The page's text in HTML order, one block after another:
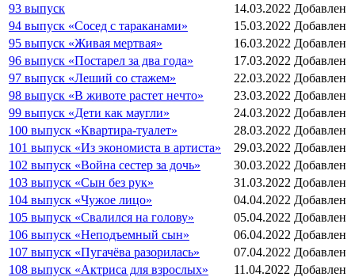
93 выпуск
14.03.2022 Добавлен
94 выпуск «Сосед с тараканами»
15.03.2022 Добавлен
95 выпуск «Живая мертвая»
16.03.2022 Добавлен
96 выпуск «Постарел за два года»
17.03.2022 Добавлен
97 выпуск «Леший со стажем»
22.03.2022 Добавлен
98 выпуск «В животе растет нечто»
23.03.2022 Добавлен
99 выпуск «Дети как маугли»
24.03.2022 Добавлен
100 выпуск «Квартира-туалет»
28.03.2022 Добавлен
101 выпуск «Из экономиста в артиста»
29.03.2022 Добавлен
102 выпуск «Война сестер за дочь»
30.03.2022 Добавлен
103 выпуск «Сын без рук»
31.03.2022 Добавлен
104 выпуск «Чужое лицо»
04.04.2022 Добавлен
105 выпуск «Свалился на голову»
05.04.2022 Добавлен
106 выпуск «Неподъемный сын»
06.04.2022 Добавлен
107 выпуск «Пугачёва разорилась»
07.04.2022 Добавлен
108 выпуск «Актриса для взрослых»
11.04.2022 Добавлен